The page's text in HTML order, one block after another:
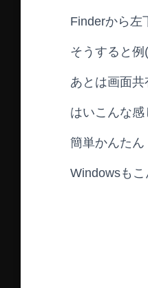
Finderから左
そうすると
あとは画面
はいこんな
簡単かんたん
Windowsもこ